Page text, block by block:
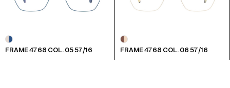
FRAME 4768 COL. 05 57/16 FRAME 4768 COL. 06 57/16